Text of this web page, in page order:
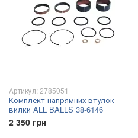
Артикул: 2785051
Комплект напрямних втулок
вилки ALL BALLS 38-6146
2 350 грн